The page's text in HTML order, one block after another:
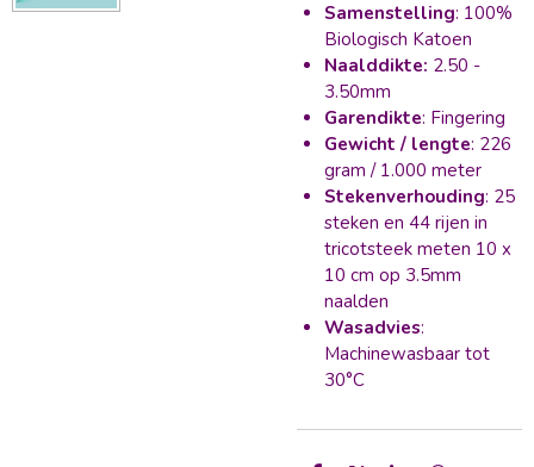
Samenstelling: 100%
Biologisch Katoen
Naalddikte: 2.50 -
3.50mm
Garendikte: Fingering
Gewicht / lengte: 226
gram / 1.000 meter
Stekenverhouding: 25
steken en 44 rijen in
tricotsteek meten 10 x
10 cm op 3.5mm
naalden
Wasadvies:
Machinewasbaar tot
30°C